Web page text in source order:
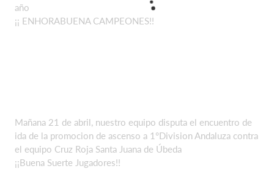
año
¡¡ ENHORABUENA CAMPEONES!!
Mañana 21 de abril, nuestro equipo disputa el encuentro de
ida de la promocion de ascenso a 1°Division Andaluza contra
el equipo Cruz Roja Santa Juana de Úbeda
¡¡Buena Suerte Jugadores!!